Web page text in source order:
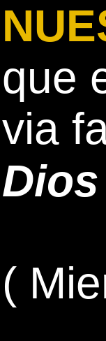
que
via
(